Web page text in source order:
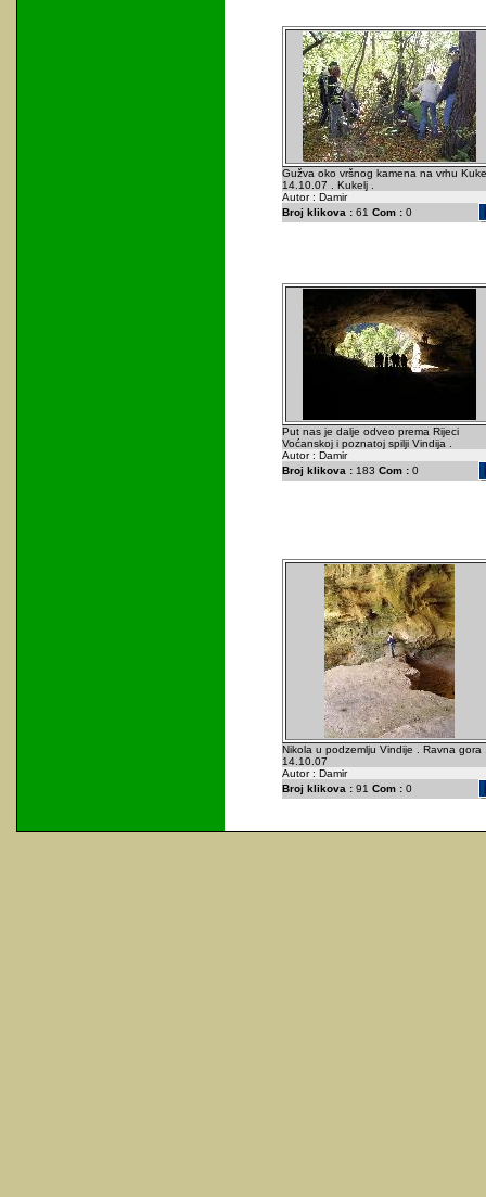
Gužva oko vršnog kamena na vrhu
14.10.07 . Kukelj .
Autor : Damir
Broj klikova :61 Com :0
Put nas je dalje odveo prema Rijeci
Voćanskoj i poznatoj spilji Vindija .
Autor : Damir
Broj klikova :183 Com :0
Nikola u podzemlju Vindije . Ravna gora
14.10.07
Autor : Damir
Broj klikova :91 Com :0